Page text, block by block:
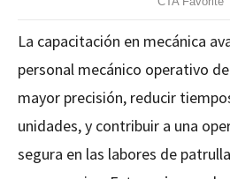
La capacitación en mecánica
personal mecánico operativo
mayor precisión, reducir
unidades, y contribuir a una
segura en las labores de